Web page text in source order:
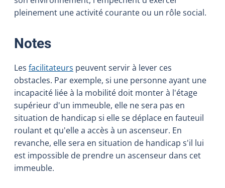
pleinement une activité courante ou un rôle social.
Notes:
Les facilitateurs peuvent servir à lever ces
obstacles. Par exemple, si une personne ayant une
incapacité liée à la mobilité doit monter à l'étage
supérieur d'un immeuble, elle ne sera pas en
situation de handicap si elle se déplace en fauteuil
roulant et qu'elle a accès à un ascenseur. En
revanche, elle sera en situation de handicap s'il lui
est impossible de prendre un ascenseur dans cet
immeuble.